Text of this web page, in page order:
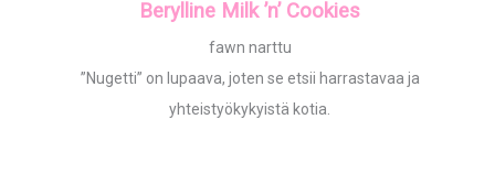
Berylline Milk ’n’ Cookies
fawn narttu
”Nugetti” on lupaava, joten se etsii harrastavaa ja
yhteistyökykyistä kotia.